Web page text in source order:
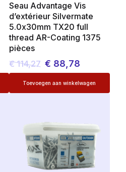
Seau Advantage Vis
d’extérieur Silvermate
5.0x30mm TX20 full
thread AR-Coating 1375
pièces
€114,27
Le
prix
€ 114,27.
€ 88,78
Le
prix
€ 88,78.